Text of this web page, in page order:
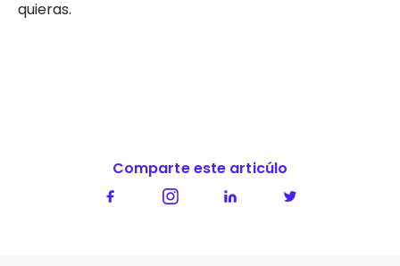
quieras.
Comparte este articúlo